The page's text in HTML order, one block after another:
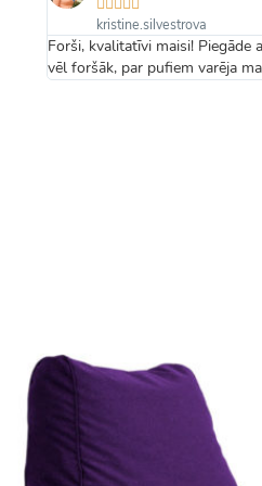
    
kristine.silvestrova
Forši, kvalitatīvi maisi! Piegāde
vēl foršāk, par pufiem varēja